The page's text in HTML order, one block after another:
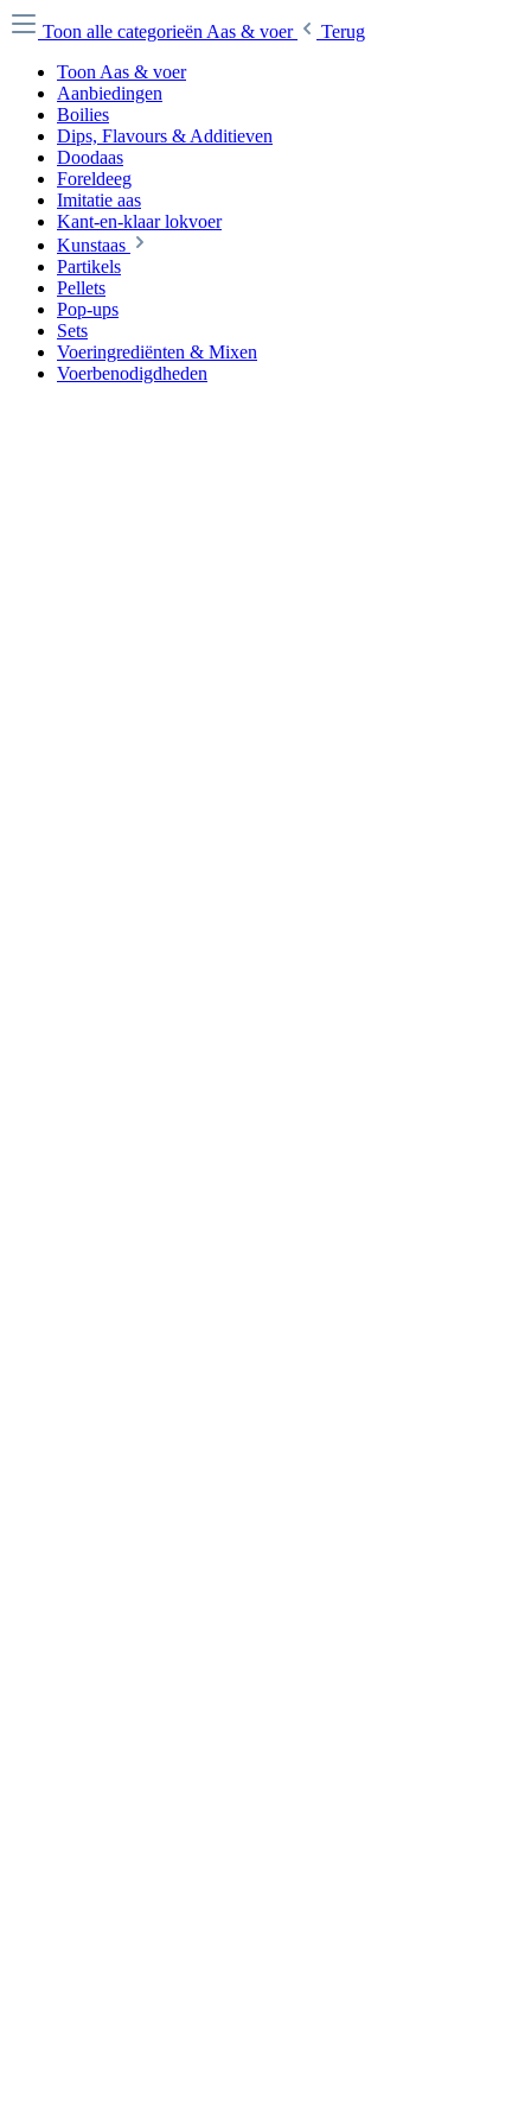
Toon alle categorieën Aas & voer
Terug
Toon Aas & voer
Aanbiedingen
Boilies
Dips, Flavours & Additieven
Doodaas
Foreldeeg
Imitatie aas
Kant-en-klaar lokvoer
Kunstaas
Partikels
Pellets
Pop-ups
Sets
Voeringrediënten & Mixen
Voerbenodigdheden